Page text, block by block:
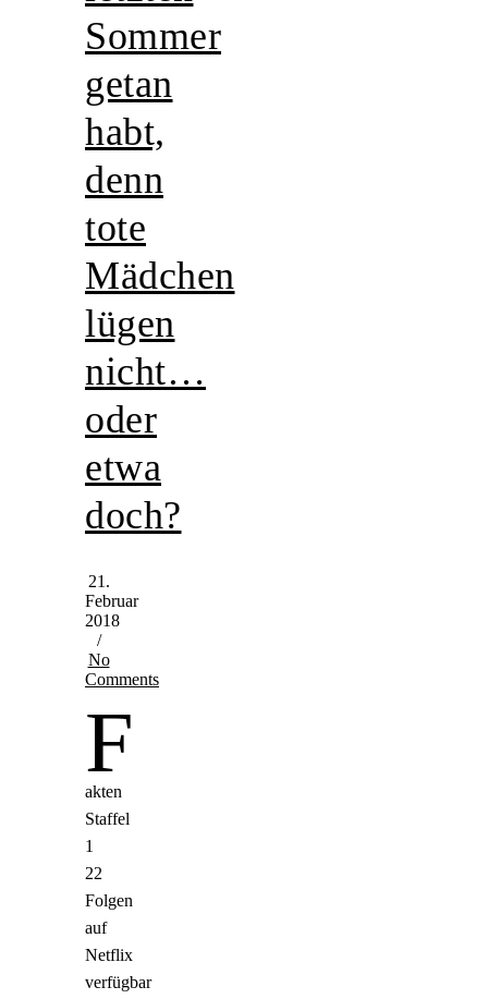
Sommer
getan
habt,
denn
tote
Mädchen
lügen
nicht…
oder
etwa
doch?
21.
Februar
2018
/
No
Comments
F
akten
Staffel
1
22
Folgen
auf
Netflix
verfügbar